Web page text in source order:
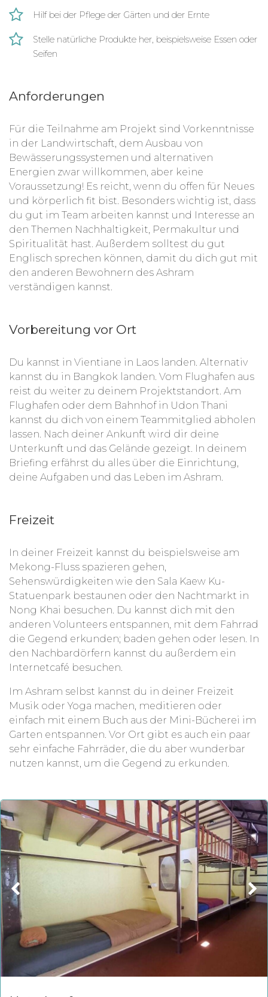
Hilf bei der Pflege der Gärten und der Ernte
Stelle natürliche Produkte her, beispielsweise Essen oder
Seifen
Anforderungen
Für die Teilnahme am Projekt sind Vorkenntnisse
in der Landwirtschaft, dem Ausbau von
Bewässerungssystemen und alternativen
Energien zwar willkommen, aber keine
Voraussetzung! Es reicht, wenn du offen für Neues
und körperlich fit bist. Besonders wichtig ist, dass
du gut im Team arbeiten kannst und Interesse an
den Themen Nachhaltigkeit, Permakultur und
Spiritualität hast. Außerdem solltest du gut
Englisch sprechen können, damit du dich gut mit
den anderen Bewohnern des Ashram
verständigen kannst.
Vorbereitung vor Ort
Du kannst in Vientiane in Laos landen. Alternativ
kannst du in Bangkok landen. Vom Flughafen aus
reist du weiter zu deinem Projektstandort. Am
Flughafen oder dem Bahnhof in Udon Thani
kannst du dich von einem Teammitglied abholen
lassen. Nach deiner Ankunft wird dir deine
Unterkunft und das Gelände gezeigt. In deinem
Briefing erfährst du alles über die Einrichtung,
deine Aufgaben und das Leben im Ashram.
Freizeit
In deiner Freizeit kannst du beispielsweise am
Mekong-Fluss spazieren gehen,
Sehenswürdigkeiten wie den Sala Kaew Ku-
Statuenpark bestaunen oder den Nachtmarkt in
Nong Khai besuchen. Du kannst dich mit den
anderen Volunteers entspannen, mit dem Fahrrad
die Gegend erkunden; baden gehen oder lesen. In
den Nachbardörfern kannst du außerdem ein
Internetcafé besuchen.
Im Ashram selbst kannst du in deiner Freizeit
Musik oder Yoga machen, meditieren oder
einfach mit einem Buch aus der Mini-Bücherei im
Garten entspannen. Vor Ort gibt es auch ein paar
sehr einfache Fahrräder, die du aber wunderbar
nutzen kannst, um die Gegend zu erkunden.